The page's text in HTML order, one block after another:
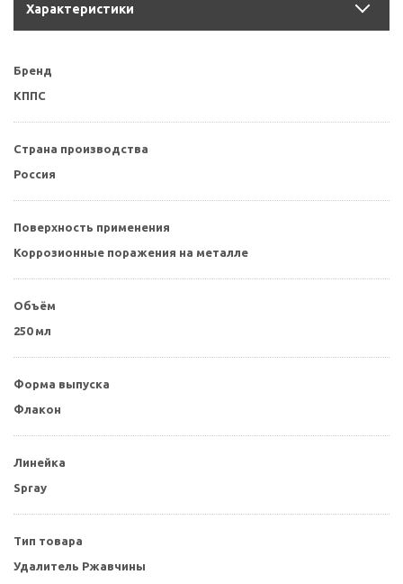
Характеристики
Бренд
КППС
Страна производства
Россия
Поверхность применения
Коррозионные поражения на металле
Объём
250 мл
Форма выпуска
Флакон
Линейка
Spray
Тип товара
Удалитель Ржавчины